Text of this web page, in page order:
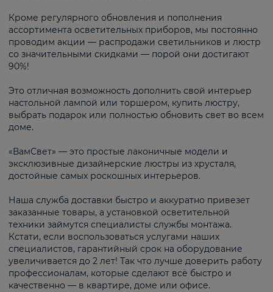
Кроме регулярного обновления и пополнения
ассортимента осветительных приборов, мы постоянно
проводим акции — распродажи светильников и люстр
со значительными скидками — порой они достигают
90%!
Это отличная возможность дополнить свой интерьер
настольной лампой или торшером, купить люстру,
выбрать подарок или полностью обновить свет во всем
доме.
«ВамСвет» — это простые лаконичные модели и
эксклюзивные дизайнерские люстры из хрусталя,
достойные самых роскошных интерьеров.
Наша служба доставки быстро и аккуратно привезет
заказанные товары, а установкой осветительной
техники займутся специалисты службы монтажа.
Кстати, если воспользоваться услугами наших
специалистов, гарантийный срок на оборудование
увеличивается до 2 лет! Так что лучше доверить работу
профессионалам, которые сделают всё быстро и
качественно — в квартире, доме или офисе.